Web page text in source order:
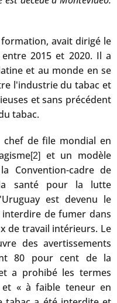
avait dirigé le
2015 et 2020. Il a
et au monde en se
l'industrie du tabac et
et sans précédent
tabac.
chef de file mondial en
[2]et un modèle
Convention-cadre de
la santé pour la lutte
est devenu le
de fumer dans
de travail intérieurs. Le
des avertissements
80 pour cent de la
a prohibé les termes
« à faible teneur en